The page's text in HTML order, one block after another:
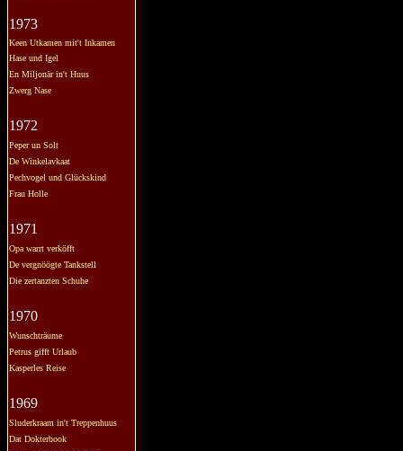
1973
Keen Utkamen mit't Inkamen
Hase und Igel
En Miljonär in't Huus
Zwerg Nase
1972
Peper un Solt
De Winkelavkaat
Pechvogel und Glückskind
Frau Holle
1971
Opa warrt verköfft
De vergnöögte Tankstell
Die zertanzten Schuhe
1970
Wunschträume
Petrus gifft Urlaub
Kasperles Reise
1969
Sluderkraam in't Treppenhuus
Dat Dokterbook